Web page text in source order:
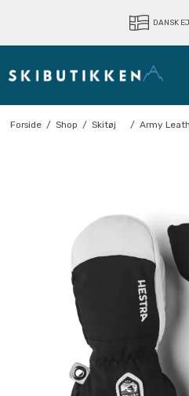
DANSK
Forside / Shop / Skitøj / Army